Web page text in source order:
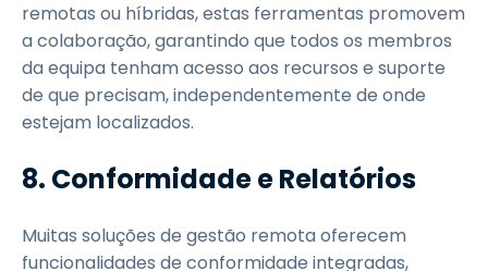
remotas ou híbridas, estas ferramentas promovem
a colaboração, garantindo que todos os membros
da equipa tenham acesso aos recursos e suporte
de que precisam, independentemente de onde
estejam localizados.
8. Conformidade e Relatórios
Muitas soluções de gestão remota oferecem
funcionalidades de conformidade integradas,